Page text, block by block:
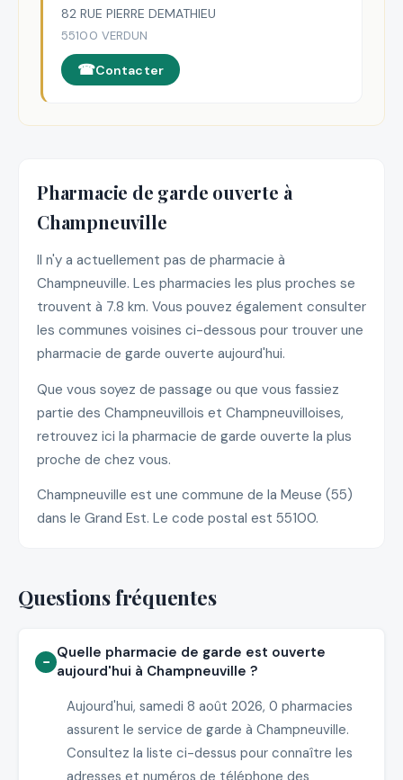
82 RUE PIERRE DEMATHIEU
55100 VERDUN
Contacter
Pharmacie de garde ouverte à
Champneuville
Il n'y a actuellement pas de pharmacie à
Champneuville. Les pharmacies les plus proches se
trouvent à 7.8 km. Vous pouvez également consulter
les communes voisines ci-dessous pour trouver une
pharmacie de garde ouverte aujourd'hui.
Que vous soyez de passage ou que vous fassiez
partie des Champneuvillois et Champneuvilloises,
retrouvez ici la pharmacie de garde ouverte la plus
proche de chez vous.
Champneuville est une commune de la Meuse (55)
dans le Grand Est. Le code postal est 55100.
Questions fréquentes
Quelle pharmacie de garde est ouverte
aujourd'hui à Champneuville ?
Aujourd'hui, samedi 8 août 2026, 0 pharmacies
assurent le service de garde à Champneuville.
Consultez la liste ci-dessus pour connaître les
adresses et numéros de téléphone des